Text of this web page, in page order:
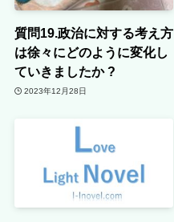
質問19.政治に対する考え方
は徐々にどのように変化し
ていきましたか ?
2023年12月28日